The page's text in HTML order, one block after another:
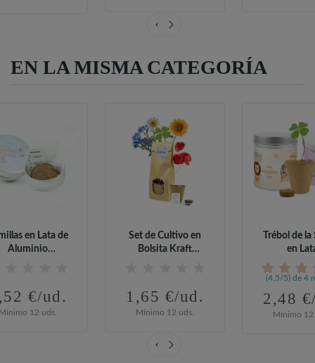
EN LA MISMA CATEGORÍA
en Lata de
Aluminio
€/ud.
12 uds.
Set de Cultivo en
Bolsita Kraft
1,65 €/ud.
Mínimo 12 uds.
Trébol de
en
(4,5/5) de 4
2,48
Mínimo 12